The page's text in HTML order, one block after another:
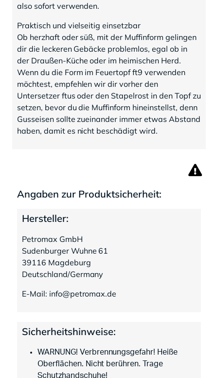
also sofort verwenden.
Praktisch und vielseitig einsetzbar
Ob herzhaft oder süß, mit der Muffinform gelingen
dir die leckeren Gebäcke problemlos, egal ob in
der Draußen-Küche oder im heimischen Herd.
Wenn du die Form im Feuertopf ft9 verwenden
möchtest, empfehlen wir dir vorher den
Untersetzer ftus oder den Stapelrost in den Topf zu
setzen, bevor du die Muffinform hineinstellst, denn
Gusseisen sollte zueinander immer etwas Abstand
haben, damit es nicht beschädigt wird.
Angaben zur Produktsicherheit:
Hersteller:
Petromax GmbH
Sudenburger Wuhne 61
39116 Magdeburg
Deutschland/Germany
E-Mail: info@petromax.de
Sicherheitshinweise:
WARNUNG! Verbrennungsgefahr! Heiße
Oberflächen. Nicht berühren. Trage
Schutzhandschuhe!